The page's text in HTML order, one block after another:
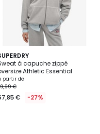
à capuche zippé
Athletic Essential
partir de
€
€ -27%